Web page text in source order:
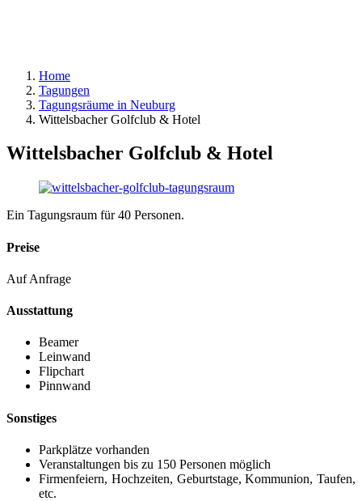
Home
Tagungen
Tagungsräume in Neuburg
Wittelsbacher Golfclub & Hotel
Wittelsbacher Golfclub & Hotel
Ein Tagungsraum für 40 Personen.
Preise
Auf Anfrage
Ausstattung
Beamer
Leinwand
Flipchart
Pinnwand
Sonstiges
Parkplätze vorhanden
Veranstaltungen bis zu 150 Personen möglich
Firmenfeiern, Hochzeiten, Geburtstage, Kommunion, Taufen,
etc.